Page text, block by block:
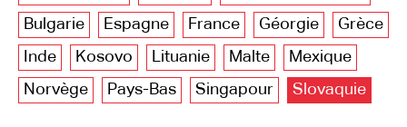
Bulgarie
Espagne France Géorgie
Grèce
Inde
Kosovo Lituanie Malte
Mexique
Norvège
Pays-Bas Singapour Slovaquie